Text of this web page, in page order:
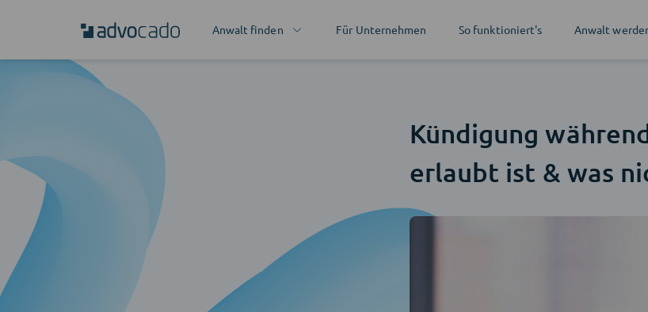
Anwalt finden Für Unternehmen So funktioniert's Anwalt
Kündigung
erlaubt ist & was